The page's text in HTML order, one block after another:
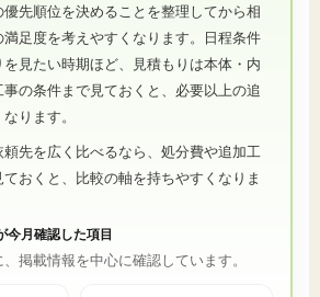
先順位を決めることを整理してから相
足度を考えやすくなります。日程条件
見たい時期ほど、見積もりは本体・内
の条件まで見ておくと、必要以上の追
ります。
先を広く比べるなら、処分費や追加工
おくと、比較の軸を持ちやすくなりま
今月確認した項目
掲載情報を中心に確認しています。